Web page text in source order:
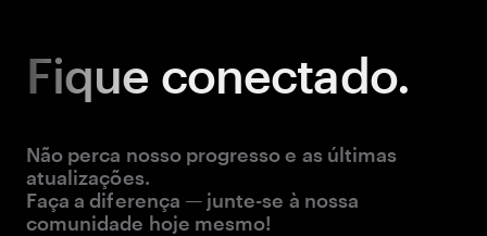
Fique conectado.
Não perca nosso progresso e as últimas
atualizações.
Faça a diferença — junte-se à nossa
comunidade hoje mesmo!